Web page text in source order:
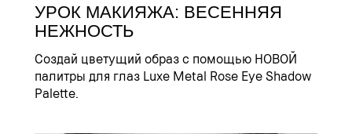
УРОК МАКИЯЖА: ВЕСЕННЯЯ
НЕЖНОСТЬ
Создай цветущий образ с помощью НОВОЙ
палитры для глаз Luxe Metal Rose Eye Shadow
Palette.